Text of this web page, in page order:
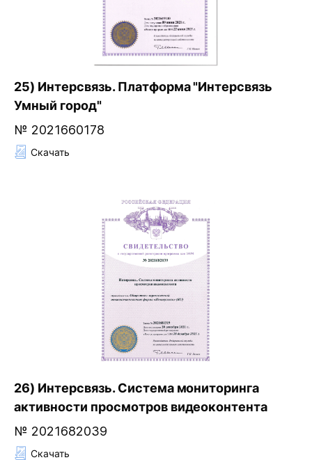
25) Интерсвязь. Платформа "Интерсвязь
Умный город"
№ 2021660178
Скачать
26) Интерсвязь. Система мониторинга
активности просмотров видеоконтента
№ 2021682039
Скачать